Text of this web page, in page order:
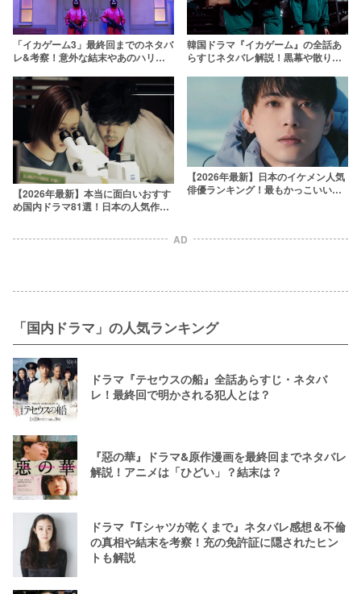
「イカゲーム3」最終回までのネタバ
レ&考察！意外な結末やあのハリウ
韓国ドラマ『イカゲーム』の全話あ
らすじネタバレ解説！黒幕や散りば
【2026年最新】本当に面白いおすす
め国内ドラマ81選！日本の人気作品
【2026年最新】日本のイケメン人気
俳優ランキング！最もかっこいい芸
AD
「国内ドラマ」の人気ランキング
ドラマ『テセウスの船』全話あらすじ・ネタバ
レ！最終回で明かされる犯人とは？
『惡の華』ドラマ&原作漫画を最終回までネタバレ
解説！アニメは「ひどい」？結末は？
ドラマ『Tシャツが乾くまで』ネタバレ感想＆不倫
の真相や結末を考察！充の免許証に隠されたヒン
トも解説